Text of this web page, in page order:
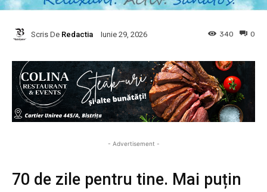
Scris De Redactia Iunie 29, 2026 0
340
- Advertisement -
70 de zile pentru tine. Mai puțin